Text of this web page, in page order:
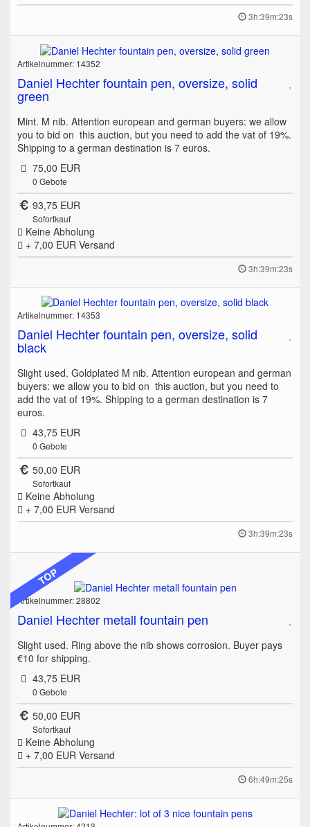
3h:39m:23s
Artikelnummer: 14352
Daniel Hechter fountain pen, oversize, solid
green
Mint. M nib. Attention european and german buyers: we allow
you to bid on this auction, but you need to add the vat of 19%.
Shipping to a german destination is 7 euros.
75,00 EUR
0 Gebote
93,75 EUR
Sofortkauf
Keine Abholung
+ 7,00 EUR Versand
3h:39m:23s
Artikelnummer: 14353
Daniel Hechter fountain pen, oversize, solid
black
Slight used. Goldplated M nib. Attention european and german
buyers: we allow you to bid on this auction, but you need to
add the vat of 19%. Shipping to a german destination is 7
euros.
43,75 EUR
0 Gebote
50,00 EUR
Sofortkauf
Keine Abholung
+ 7,00 EUR Versand
3h:39m:23s
TOP
Artikelnummer: 28802
Daniel Hechter metall fountain pen
Slight used. Ring above the nib shows corrosion. Buyer pays
€10 for shipping.
43,75 EUR
0 Gebote
50,00 EUR
Sofortkauf
Keine Abholung
+ 7,00 EUR Versand
6h:49m:25s